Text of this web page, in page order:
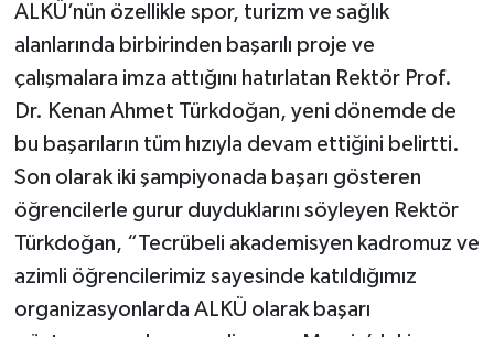
ALKÜ’nün özellikle spor, turizm ve sağlık
alanlarında birbirinden başarılı proje ve
çalışmalara imza attığını hatırlatan Rektör Prof.
Dr. Kenan Ahmet Türkdoğan, yeni dönemde de
bu başarıların tüm hızıyla devam ettiğini belirtti.
Son olarak iki şampiyonada başarı gösteren
öğrencilerle gurur duyduklarını söyleyen Rektör
Türkdoğan, “Tecrübeli akademisyen kadromuz ve
azimli öğrencilerimiz sayesinde katıldığımız
organizasyonlarda ALKÜ olarak başarı